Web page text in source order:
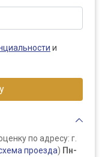
и
по адресу: г.
проезда) Пн-